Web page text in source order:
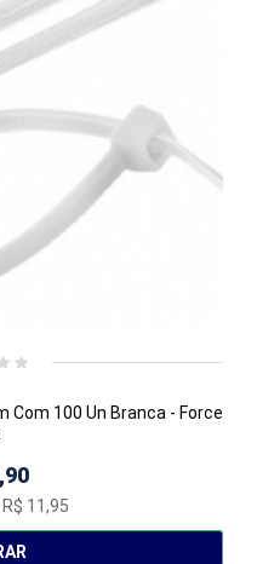
Com 100 Un Branca - Force
R$ 11,95